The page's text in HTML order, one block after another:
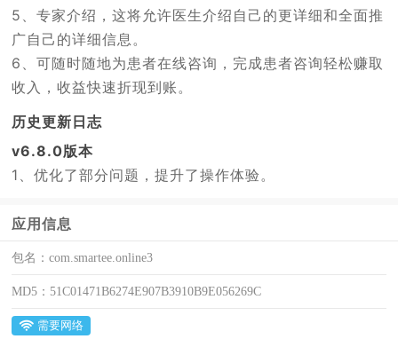
5、专家介绍，这将允许医生介绍自己的更详细和全面推
广自己的详细信息。
6、可随时随地为患者在线咨询，完成患者咨询轻松赚取
收入，收益快速折现到账。
历史更新日志
v6.8.0版本
1、优化了部分问题，提升了操作体验。
应用信息
包名：com.smartee.online3
MD5： 51C01471B6274E907B3910B9E056269C
需要网络